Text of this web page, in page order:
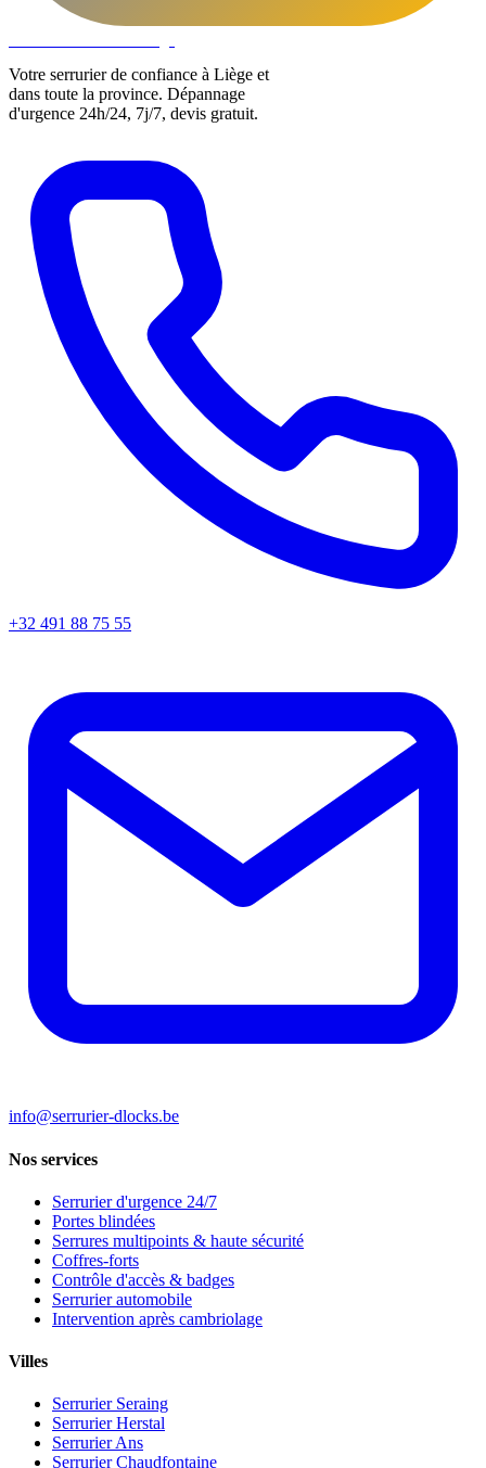
Votre serrurier de confiance à Liège et
dans toute la province. Dépannage
d'urgence 24h/24, 7j/7, devis gratuit.
+32 491 88 75 55
info@serrurier-dlocks.be
Nos services
Serrurier d'urgence 24/7
Portes blindées
Serrures multipoints & haute sécurité
Coffres-forts
Contrôle d'accès & badges
Serrurier automobile
Intervention après cambriolage
Villes
Serrurier Seraing
Serrurier Herstal
Serrurier Ans
Serrurier Chaudfontaine